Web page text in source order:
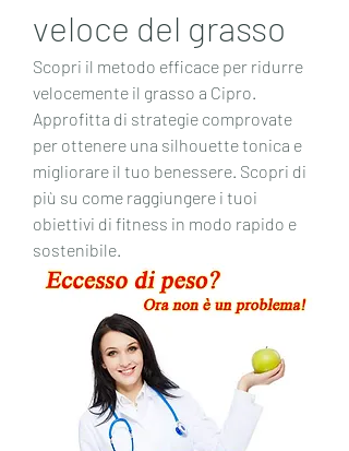
veloce del grasso
Scopri il metodo efficace per ridurre
velocemente il grasso a Cipro.
Approfitta di strategie comprovate
per ottenere una silhouette tonica e
migliorare il tuo benessere. Scopri di
più su come raggiungere i tuoi
obiettivi di fitness in modo rapido e
sostenibile.